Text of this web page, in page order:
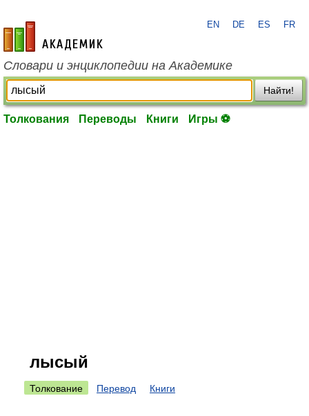
academic.ru
EN DE ES FR
Словари и энциклопедии на Академике
Найти!
Толкования Переводы Книги Игры ⚽
лысый
Толкование Перевод Книги